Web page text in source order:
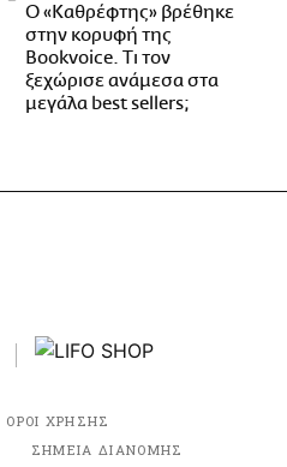
Ο «Καθρέφτης» βρέθηκε
στην κορυφή της
Bookvoice. Τι τον
ξεχώρισε ανάμεσα στα
μεγάλα best sellers;
ΟΡΟΙ ΧΡΗΣΗΣ
ΣΗΜΕΙΑ ΔΙΑΝΟΜΗΣ